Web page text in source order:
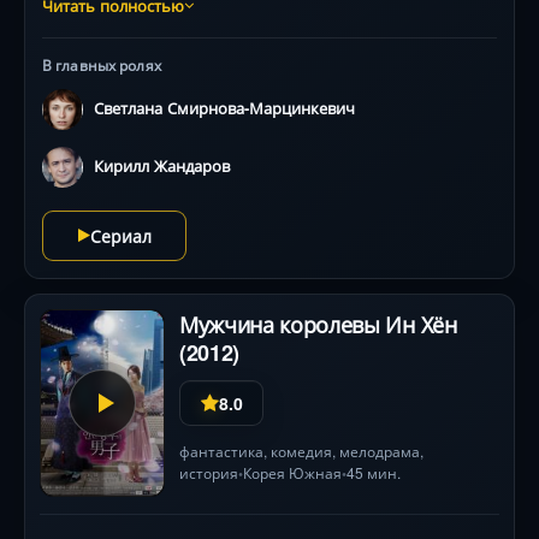
Она выдерживает любые удары судьбы, упорно
стремясь к любви и счастью.
Читать полностью
В главных ролях
Светлана Смирнова-Марцинкевич
Кирилл Жандаров
Сериал
Мужчина королевы Ин Хён
(2012)
8.0
фантастика, комедия, мелодрама,
история•Корея Южная•45 мин.